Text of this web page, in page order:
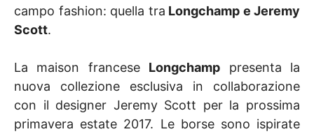
campo fashion: quella tra Longchamp e Jeremy
Scott.
La maison francese Longchamp presenta la
nuova collezione esclusiva in collaborazione
con il designer Jeremy Scott per la prossima
primavera estate 2017. Le borse sono ispirate